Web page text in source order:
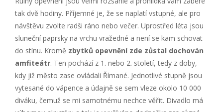
tak dvě hodiny. Příjemné je, že se naplatí vstupné, ale pro
návštěvu zvolte radši ráno nebo večer. Uprostřed léta jsou
sluneční paprsky na vrchu vražedné a není se kam schovat
do stínu. Kromě zbytků opevnění zde zůstal dochován
amfiteátr. Ten pochází z 1. nebo 2. století, tedy z doby,
kdy již město zase ovládali Římané. Jednotlivé stupně jsou
vytesané do vápence a údajně se sem vleze okolo 10 000
diváku, čemuž se mi samotnému nechce věřit. Divadlo má